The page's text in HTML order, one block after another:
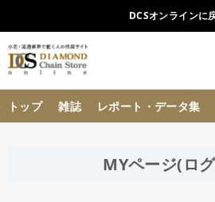
DCSオンラインに
トップ 雑誌 レポート・データ集
MYページ(ロ